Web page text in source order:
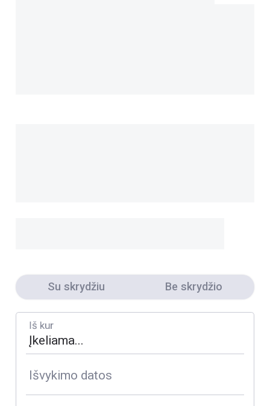
Su skrydžiu Be skrydžio
Iš kur
Išvykimo datos